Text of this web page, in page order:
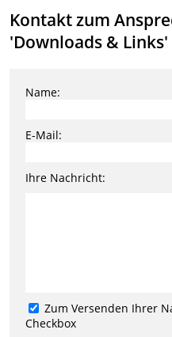
Kontakt zum
'Downloads & Links'
Name:
E-Mail:
Ihre Nachricht:
Zum Versenden Ihrer
Checkbox